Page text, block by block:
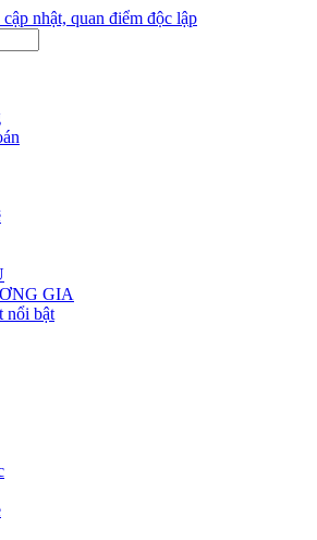
nhật, quan điểm độc lập
GIA
nổi bật